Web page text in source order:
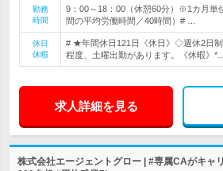
勤務
時間
9：00～18：00（休憩60分）※1カ月単
間の平均労働時間／40時間）# …
休日
休暇
# ★年間休日121日《休日》◇週休2日
程度、土曜出勤があります。《休暇》*…
求人詳細を見る
株式会社エージェントグロー | #専属CAがキャ